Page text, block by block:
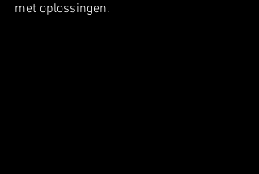
met oplossingen.